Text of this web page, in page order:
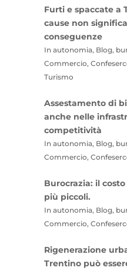
Furti e spaccate a
cause non
conseguenze
In autonomia, Blog,
Commercio,
Turismo
Assestamento di
anche nelle
competitività
In autonomia, Blog,
Commercio,
Burocrazia: il
più piccoli.
In autonomia, Blog,
Commercio,
Rigenerazione
Trentino può